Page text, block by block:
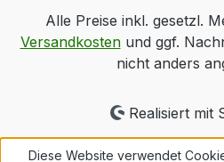
Alle Preise inkl. gesetzl.
Versandkostenund ggf.
nicht anders
Realisiert mit
Diese Website verwendet